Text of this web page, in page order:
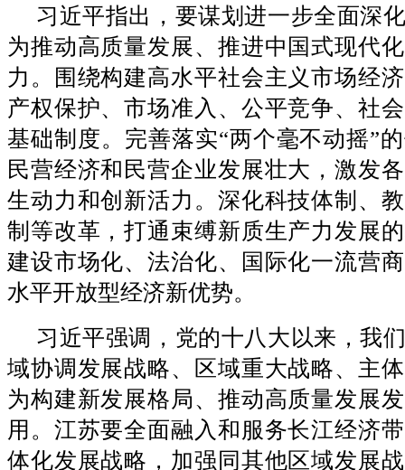
习近平指出，要谋划进一步全面深
为推动高质量发展、推进中国式现代
力。围绕构建高水平社会主义市场经
产权保护、市场准入、公平竞争、社
基础制度。完善落实“两个毫不动摇”
民营经济和民营企业发展壮大，激发
生动力和创新活力。深化科技体制、
制等改革，打通束缚新质生产力发展
建设市场化、法治化、国际化一流营
水平开放型经济新优势。
习近平强调，党的十八大以来，我
域协调发展战略、区域重大战略、主
为构建新发展格局、推动高质量发展
用。江苏要全面融入和服务长江经济
体化发展战略，加强同其他区域发展